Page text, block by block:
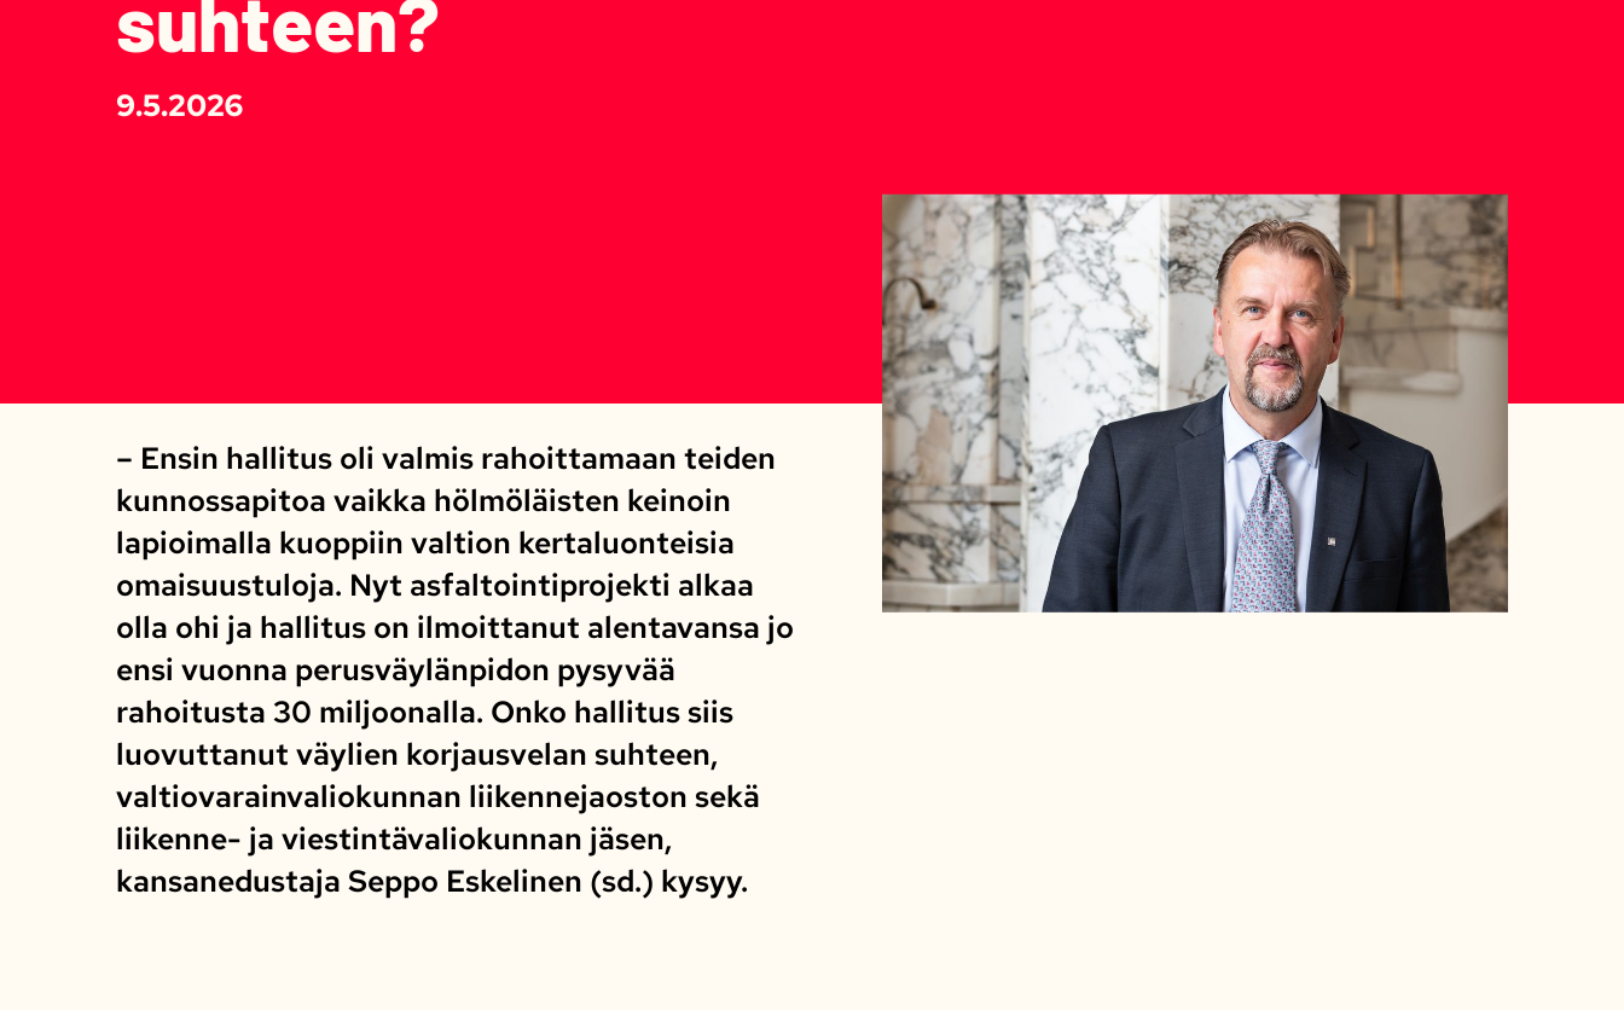
suhteen?
9.5.2026
– Ensin hallitus oli valmis rahoittamaan teiden
kunnossapitoa vaikka hölmöläisten keinoin
lapioimalla kuoppiin valtion kertaluonteisia
omaisuustuloja. Nyt asfaltointiprojekti alkaa
olla ohi ja hallitus on ilmoittanut alentavansa jo
ensi vuonna perusväylänpidon pysyvää
rahoitusta 30 miljoonalla. Onko hallitus siis
luovuttanut väylien korjausvelan suhteen,
valtiovarainvaliokunnan liikennejaoston sekä
liikenne- ja viestintävaliokunnan jäsen,
kansanedustaja Seppo Eskelinen (sd.) kysyy.